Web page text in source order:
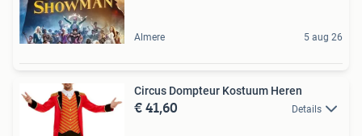
Almere 5 aug 26
Circus Dompteur Kostuum Heren
€ 41,60 Details